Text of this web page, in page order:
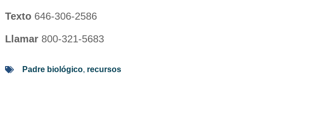
Texto 646-306-2586
Llamar 800-321-5683
Padre biológico, recursos